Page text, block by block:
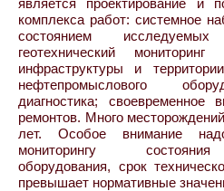
является проектирование и
комплекса работ: системное
состоянием
геотехнический
инфраструктуры и
нефтепромыслового
диагностика; своевременное
ремонтов. Много
лет. Особое внимание
мониторингу
оборудования, срок
превышает нормативные